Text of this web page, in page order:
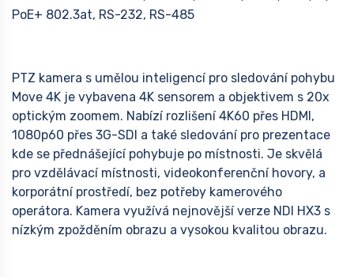
PoE+ 802.3at, RS-232, RS-485
PTZ kamera s umělou inteligencí pro sledování pohybu
Move 4K je vybavena 4K sensorem a objektivem s 20x
optickým zoomem. Nabízí rozlišení 4K60 přes HDMI,
1080p60 přes 3G-SDI a také sledování pro prezentace
kde se přednášející pohybuje po místnosti. Je skvělá
pro vzdělávací místnosti, videokonferenční hovory, a
korporátní prostředí, bez potřeby kamerového
operátora. Kamera využívá nejnovější verze NDI HX3 s
nízkým zpožděním obrazu a vysokou kvalitou obrazu.